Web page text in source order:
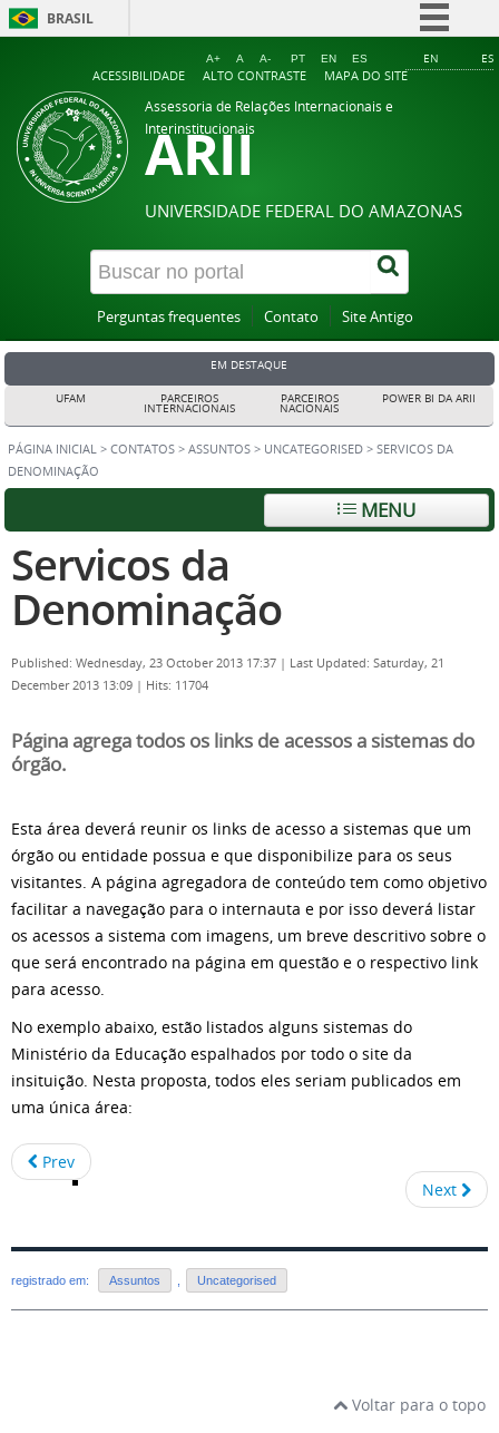
BRASIL
Simplifique!
EN ES
ACESSIBILIDADE ALTO CONTRASTE MAPA DO SITE
A+ A A- PT EN ES
Assessoria de Relações Internacionais e
Interinstitucionais
ARII
UNIVERSIDADE FEDERAL DO AMAZONAS
Perguntas frequentes Contato Site Antigo
EM DESTAQUE
UFAM PARCEIROS
INTERNACIONAIS
PARCEIROS
NACIONAIS
POWER BI DA ARII
PÁGINA INICIAL > CONTATOS > ASSUNTOS > UNCATEGORISED > SERVICOS DA
DENOMINAÇÃO
MENU
Servicos da
Denominação
Published: Wednesday, 23 October 2013 17:37 | Last Updated: Saturday, 21
December 2013 13:09 | Hits: 11704
Página agrega todos os links de acessos a sistemas do
órgão.
Esta área deverá reunir os links de acesso a sistemas que um
órgão ou entidade possua e que disponibilize para os seus
visitantes. A página agregadora de conteúdo tem como objetivo
facilitar a navegação para o internauta e por isso deverá listar
os acessos a sistema com imagens, um breve descritivo sobre o
que será encontrado na página em questão e o respectivo link
para acesso.
No exemplo abaixo, estão listados alguns sistemas do
Ministério da Educação espalhados por todo o site da
insituição. Nesta proposta, todos eles seriam publicados em
uma única área:
Prev
Next
registrado em: Assuntos Uncategorised
Voltar para o topo